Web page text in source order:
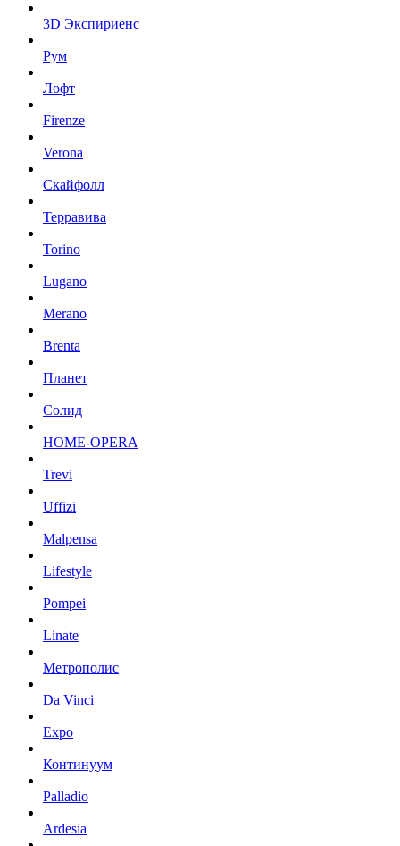
3D Экспириенс
Рум
Лофт
Firenze
Verona
Скайфолл
Терравива
Torino
Lugano
Merano
Brenta
Планет
Солид
HOME-OPERA
Trevi
Uffizi
Malpensa
Lifestyle
Pompei
Linate
Метрополис
Da Vinci
Expo
Континуум
Palladio
Ardesia